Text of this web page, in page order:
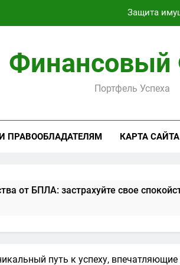
Аренда Linux
Финансовый
Портфель Успеха
ПРАВООБЛАДАТЕЛЯМ КАРТА САЙТА
застрахуйте свое спокойствие
путь к успеху,